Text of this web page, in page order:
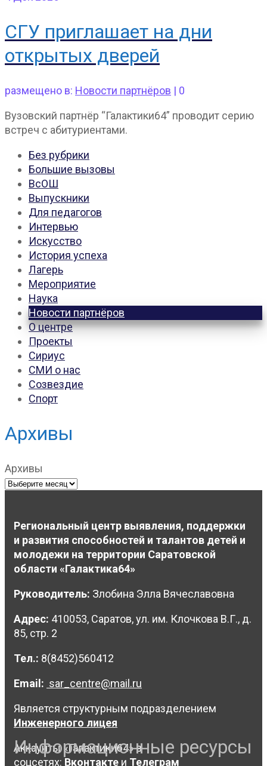
СГУ приглашает на дни
открытых дверей
размещено в: Новости партнёров | 0
Вузовский партнёр “Галактики64” проводит серию
встреч с абитуриентами.
Без рубрики
Большие вызовы
ВсОШ
Выпускники
Для педагогов
Интервью
Искусство
История успеха
Лагерь
Мероприятие
Наука
Новости партнёров
О центре
Проекты
Сириус
СМИ о нас
Созвездие
Спорт
Архивы
Архивы
Региональный центр выявления, поддержки
и развития способностей и талантов детей и
молодежи на территории Саратовской
области «Галактика64»
Руководитель: Злобина Элла Вячеславовна
Адрес: 410053, Саратов, ул. им. Клочкова В.Г., д.
85, стр. 2
Тел.: 8(8452)560412
Email: sar_centre@mail.ru
Является структурным подразделением
Инженерного лицея
Аккаунты «Галактики64» в
соцсетях: Вконтакте и Телеграм
Информационные ресурсы